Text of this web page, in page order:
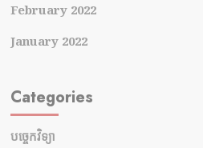
February 2022
January 2022
Categories
បច្ចេកវិទ្យា